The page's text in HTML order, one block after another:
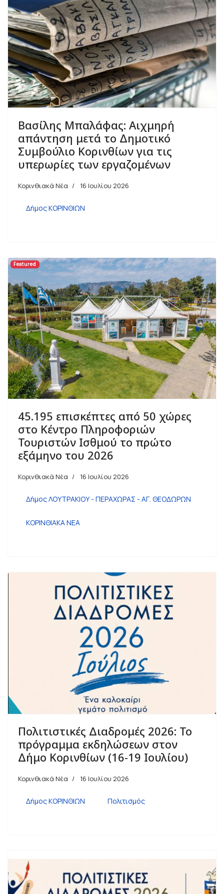
Βασίλης Μπαλάφας: Αιχμηρή
απάντηση μετά το Δημοτικό
Συμβούλιο Κορινθίων για τις
υπερωρίες των εργαζομένων
Κορινθιακά Νέα 16 Ιουλίου 2026
Δήμος ΚΟΡΙΝΘΙΩΝ
Featured
45.195 επισκέπτες από 50 χώρες
στο Κέντρο Πληροφοριών
Τουριστών Ισθμού το πρώτο
εξάμηνο του 2026
Κορινθιακά Νέα 16 Ιουλίου 2026
Δήμος ΛΟΥΤΡΑΚΙΟΥ - ΠΕΡΑΧΩΡΑΣ - ΑΓ. ΘΕΟΔΩΡΩΝ
ΚΟΡΙΝΘΙΑΚΑ ΝΕΑ
Πολιτιστικές Διαδρομές 2026: Το
πρόγραμμα εκδηλώσεων στον
Δήμο Κορινθίων (16-19 Ιουλίου)
Κορινθιακά Νέα 16 Ιουλίου 2026
Δήμος ΚΟΡΙΝΘΙΩΝ Πολιτισμός